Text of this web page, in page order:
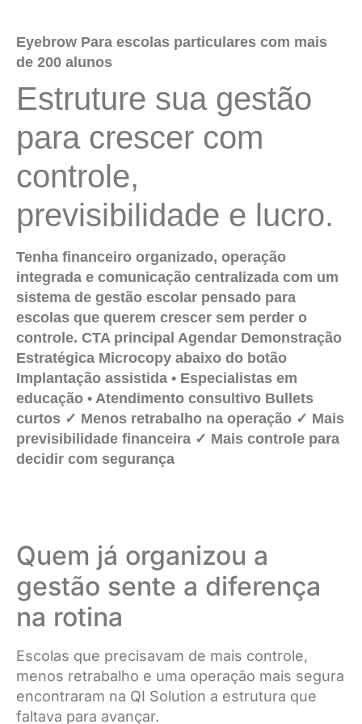
Eyebrow Para escolas particulares com mais
de 200 alunos
Estruture sua gestão
para crescer com
controle,
previsibilidade e lucro.
Tenha financeiro organizado, operação
integrada e comunicação centralizada com um
sistema de gestão escolar pensado para
escolas que querem crescer sem perder o
controle. CTA principal Agendar Demonstração
Estratégica Microcopy abaixo do botão
Implantação assistida • Especialistas em
educação • Atendimento consultivo Bullets
curtos ✓ Menos retrabalho na operação ✓ Mais
previsibilidade financeira ✓ Mais controle para
decidir com segurança
Quem já organizou a
gestão sente a diferença
na rotina
Escolas que precisavam de mais controle,
menos retrabalho e uma operação mais segura
encontraram na QI Solution a estrutura que
faltava para avançar.